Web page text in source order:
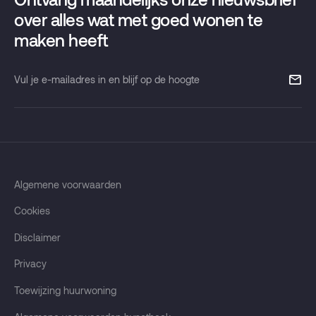
T050 853 37 33
over alles wat met goed wonen te
maken heeft
Vul
blijf
de
hoogte
Algemene voorwaarden
Cookies
Disclaimer
Privacy
Toewijzing huurwoning